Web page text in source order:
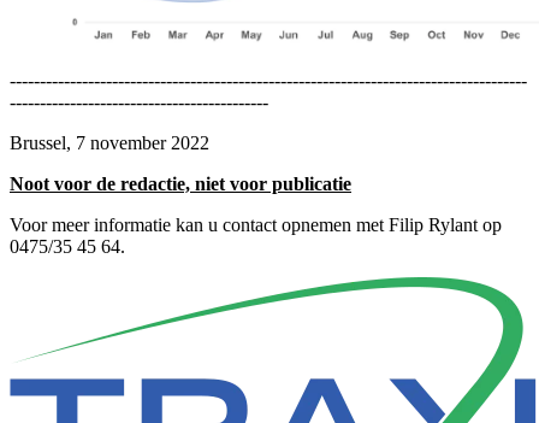
--------------------------------------------------------------------------------------
-------------------------------------------
Brussel, 7 november 2022
Noot voor de redactie, niet voor publicatie
Voor meer informatie kan u contact opnemen met Filip Rylant op
0475/35 45 64.